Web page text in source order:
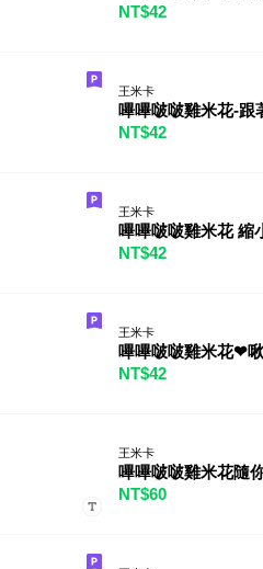
NT$42
王米卡
嗶嗶啵啵雞米花-跟
NT$42
王米卡
嗶嗶啵啵雞米花 縮
NT$42
王米卡
嗶嗶啵啵雞米花❤
NT$42
王米卡
嗶嗶啵啵雞米花隨
NT$60